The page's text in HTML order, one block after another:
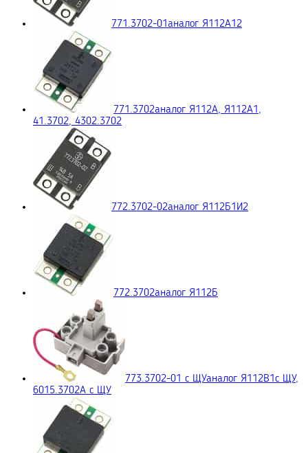
771.3702-01аналог Я112А12
771.3702аналог Я112А, Я112А1,
41.3702, 4302.3702
772.3702-02аналог Я112Б1И2
772.3702аналог Я112Б
773.3702-01 с ЩУаналог Я112В1с ЩУ,
6015.3702А с ЩУ